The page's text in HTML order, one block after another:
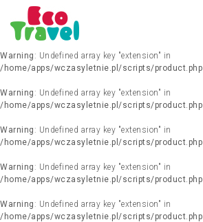
Warning
: Undefined array key "extension" in
/home/apps/wczasyletnie.pl/scripts/product.php
Warning : Undefined array key "extension" in
/home/apps/wczasyletnie.pl/scripts/product.php
Warning : Undefined array key "extension" in
/home/apps/wczasyletnie.pl/scripts/product.php
Warning : Undefined array key "extension" in
/home/apps/wczasyletnie.pl/scripts/product.php
Warning : Undefined array key "extension" in
/home/apps/wczasyletnie.pl/scripts/product.php
Warning : Undefined array key "extension" in
/home/apps/wczasyletnie.pl/scripts/product.php